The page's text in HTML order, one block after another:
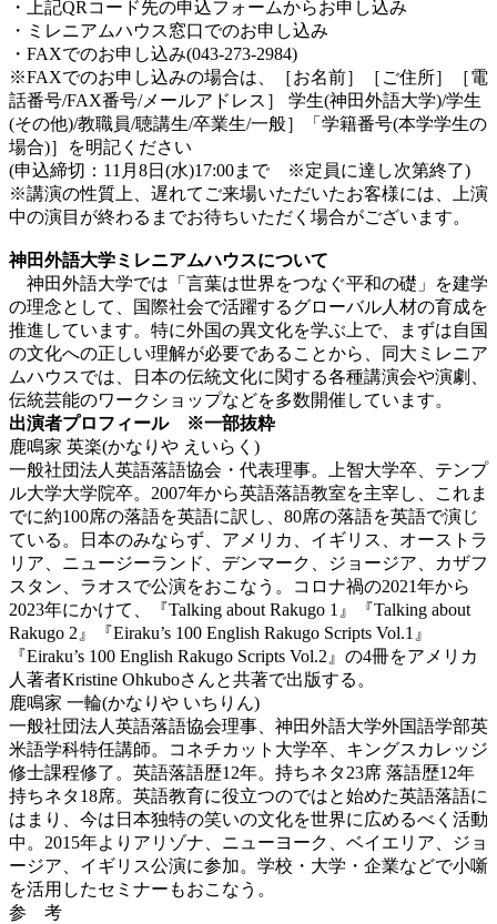
・上記QRコード先の申込フォームからお申し込み
・ミレニアムハウス窓口でのお申し込み
・FAXでのお申し込み(043-273-2984)
※FAXでのお申し込みの場合は、［お名前］［ご住所］［電
話番号/FAX番号/メールアドレス］ 学生(神田外語大学)/学生
(その他)/教職員/聴講生/卒業生/一般］「学籍番号(本学学生の
場合)］を明記ください
(申込締切：11月8日(水)17:00まで ※定員に達し次第終了)
※講演の性質上、遅れてご来場いただいたお客様には、上演
中の演目が終わるまでお待ちいただく場合がございます。
神田外語大学ミレニアムハウスについて
神田外語大学では「言葉は世界をつなぐ平和の礎」を建学
の理念として、国際社会で活躍するグローバル人材の育成を
推進しています。特に外国の異文化を学ぶ上で、まずは自国
の文化への正しい理解が必要であることから、同大ミレニア
ムハウスでは、日本の伝統文化に関する各種講演会や演劇、
伝統芸能のワークショップなどを多数開催しています。
出演者プロフィール ※一部抜粋
鹿鳴家 英楽(かなりや えいらく)
一般社団法人英語落語協会・代表理事。上智大学卒、テンプ
ル大学大学院卒。2007年から英語落語教室を主宰し、これま
でに約100席の落語を英語に訳し、80席の落語を英語で演じ
ている。日本のみならず、アメリカ、イギリス、オーストラ
リア、ニュージーランド、デンマーク、ジョージア、カザフ
スタン、ラオスで公演をおこなう。コロナ禍の2021年から
2023年にかけて、『Talking about Rakugo 1』『Talking about
Rakugo 2』『Eiraku’s 100 English Rakugo Scripts Vol.1』
『Eiraku’s 100 English Rakugo Scripts Vol.2』の4冊をアメリカ
人著者Kristine Ohkuboさんと共著で出版する。
鹿鳴家 一輪(かなりや いちりん)
一般社団法人英語落語協会理事、神田外語大学外国語学部英
米語学科特任講師。コネチカット大学卒、キングスカレッジ
修士課程修了。英語落語歴12年。持ちネタ23席 落語歴12年
持ちネタ18席。英語教育に役立つのではと始めた英語落語に
はまり、今は日本独特の笑いの文化を世界に広めるべく活動
中。2015年よりアリゾナ、ニューヨーク、ベイエリア、ジョ
ージア、イギリス公演に参加。学校・大学・企業などで小噺
を活用したセミナーもおこなう。
参 考